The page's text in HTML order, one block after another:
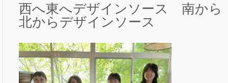
西へ東へデザインソース 南から
北からデザインソース